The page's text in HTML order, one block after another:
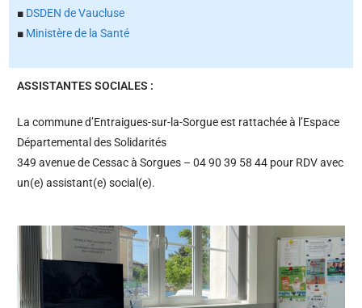
■ DSDEN de Vaucluse
■ Ministère de la Santé
ASSISTANTES SOCIALES :
La commune d’Entraigues-sur-la-Sorgue est rattachée à l’Espace
Départemental des Solidarités
349 avenue de Cessac à Sorgues – 04 90 39 58 44 pour RDV avec
un(e) assistant(e) social(e).